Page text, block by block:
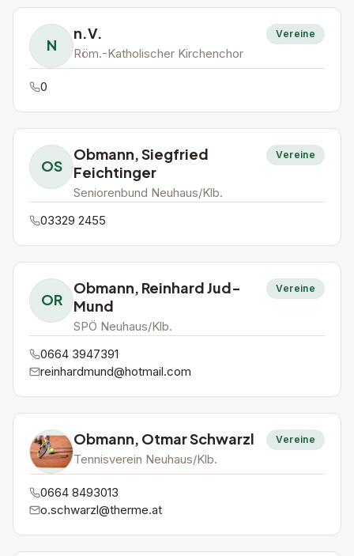
N
n.V.
Röm.-Katholischer Kirchenchor
Vereine
0
OS
Obmann, Siegfried
Feichtinger
Seniorenbund Neuhaus/Klb.
Vereine
03329 2455
OR
Obmann, Reinhard Jud-
Mund
SPÖ Neuhaus/Klb.
Vereine
0664 3947391
reinhardmund@hotmail.com
Obmann, Otmar Schwarzl
Tennisverein Neuhaus/Klb.
Vereine
0664 8493013
o.schwarzl@therme.at